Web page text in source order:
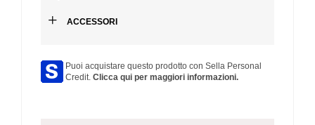
+ ACCESSORI
Puoi acquistare questo prodotto con Sella Personal
Credit. Clicca qui per maggiori informazioni.